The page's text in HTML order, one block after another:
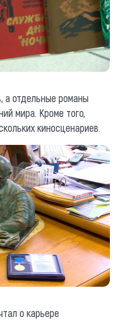
а отдельные романы
мира. Кроме того,
киносценариев.
о карьере